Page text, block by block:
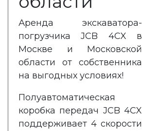
Аренда экскаватора-
погрузчика JCB 4CX в
Москве и Московской
области от собственника
на выгодных условиях!
Полуавтоматическая
коробка передач JCB 4CX
поддерживает 4 скорости